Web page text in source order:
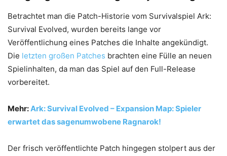
Betrachtet man die Patch-Historie vom Survivalspiel Ark:
Survival Evolved, wurden bereits lange vor
Veröffentlichung eines Patches die Inhalte angekündigt.
Die letzten großen Patches brachten eine Fülle an neuen
Spielinhalten, da man das Spiel auf den Full-Release
vorbereitet.
Mehr:Ark: Survival Evolved – Expansion Map: Spieler
erwartet das sagenumwobene Ragnarok!
Der frisch veröffentlichte Patch hingegen stolpert aus der